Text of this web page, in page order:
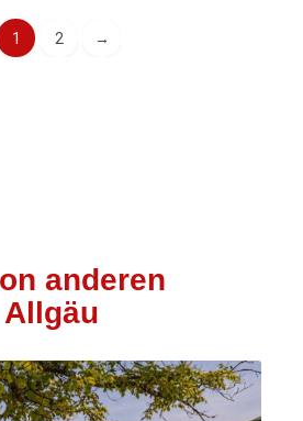
1 2 →
anderen